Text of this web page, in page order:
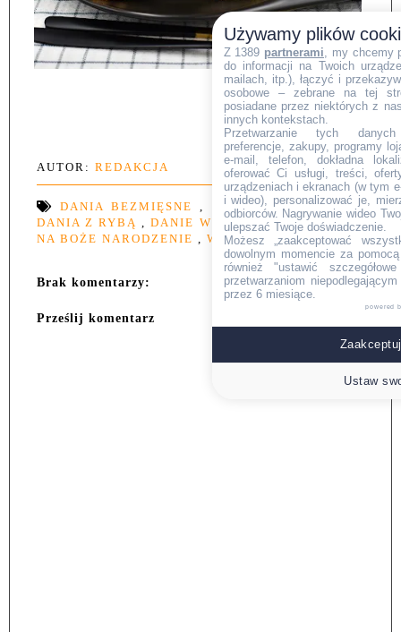
AUTOR: REDAKCJA
DANIA BEZMIĘSNE DANIA NA IMPREZY,
DANIA Z RYBĄ
,DANIE W 30 MINUT,PRZEPISY
NA BOŻE NARODZENIE
WIELKANOC
Brak komentarzy:
Prześlij komentarz
Używamy plików
Z 1389 partnerami , my chcemy
do informacji na Twoich
mailach, itp.), łączyć i
osobowe – zebrane na tej
posiadane przez niektórych z
innych kontekstach.
Przetwarzanie tych danych
preferencje, zakupy, programy
e-mail, telefon, dokładna
oferować Ci usługi, treści,
urządzeniach i ekranach (w tym
i wideo), personalizować je,
odbiorców. Nagrywanie wideo
ulepszać Twoje doświadczenie.
Możesz „zaakceptować
dowolnym momencie za
również "ustawić
przetwarzaniom
przez 6 miesiące.
powered
Ustaw